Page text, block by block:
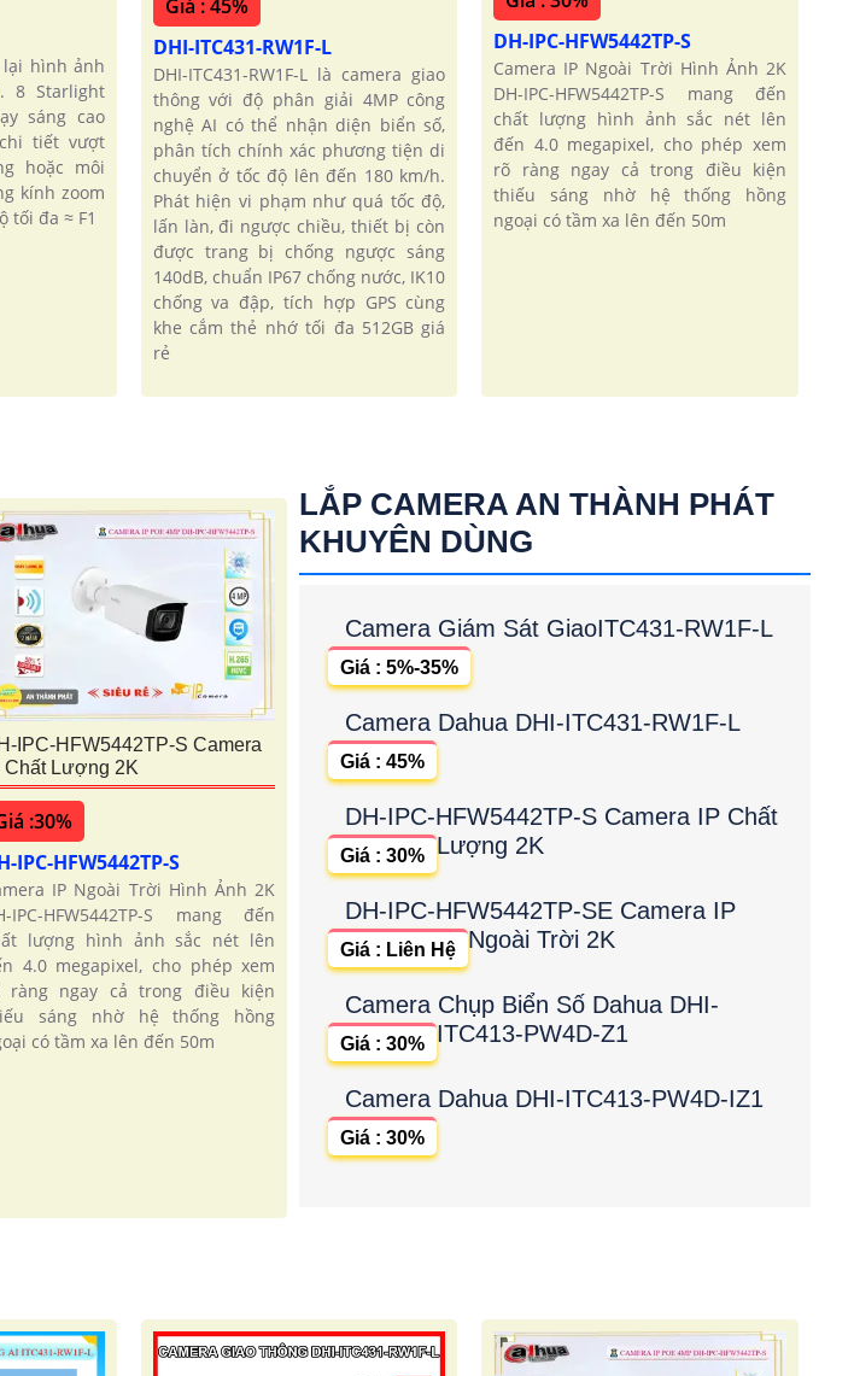
lại hình ảnh
8 Starlight
sáng cao
tiết vượt
hoặc môi
kính zoom
tối đa ≈ F1
Giá : 45%
DHI-ITC431-RW1F-L
DHI-ITC431-RW1F-L là camera giao
thông với độ phân giải 4MP công
nghệ AI có thể nhận diện biển số,
phân tích chính xác phương tiện di
chuyển ở tốc độ lên đến 180 km/h.
Phát hiện vi phạm như quá tốc độ,
lấn làn, đi ngược chiều, thiết bị còn
được trang bị chống ngược sáng
140dB, chuẩn IP67 chống nước, IK10
chống va đập, tích hợp GPS cùng
khe cắm thẻ nhớ tối đa 512GB giá
rẻ
DH-IPC-HFW5442TP-S
Camera IP Ngoài Trời Hình Ảnh 2K
DH-IPC-HFW5442TP-S mang đến
chất lượng hình ảnh sắc nét lên
đến 4.0 megapixel, cho phép xem
rõ ràng ngay cả trong điều kiện
thiếu sáng nhờ hệ thống hồng
ngoại có tầm xa lên đến 50m
IPC-HFW5442TP-S Camera
Chất Lượng 2K
:30%
IPC-HFW5442TP-S
IP Ngoài Trời Hình Ảnh 2K
IPC-HFW5442TP-S mang đến
lượng hình ảnh sắc nét lên
4.0 megapixel, cho phép xem
ràng ngay cả trong điều kiện
sáng nhờ hệ thống hồng
có tầm xa lên đến 50m
LẮP CAMERA AN THÀNH PHÁT
KHUYÊN DÙNG
Camera Giám Sát GiaoITC431-RW1F-L
Giá : 5%-35%
Camera Dahua DHI-ITC431-RW1F-L
Giá : 45%
DH-IPC-HFW5442TP-S Camera IP Chất
Lượng 2K
Giá : 30%
DH-IPC-HFW5442TP-SE Camera IP
Ngoài Trời 2K
Giá : Liên Hệ
Camera Chụp Biển Số Dahua DHI-
ITC413-PW4D-Z1
Giá : 30%
Camera Dahua DHI-ITC413-PW4D-IZ1
Giá : 30%